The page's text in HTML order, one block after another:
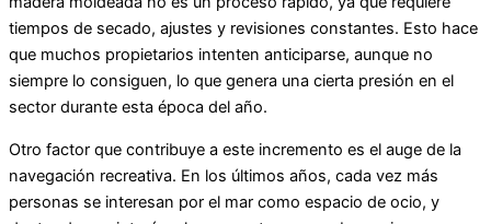
tiempos de secado, ajustes y revisiones constantes. Esto hace
que muchos propietarios intenten anticiparse, aunque no
siempre lo consiguen, lo que genera una cierta presión en el
sector durante esta época del año.
Otro factor que contribuye a este incremento es el auge de la
navegación recreativa. En los últimos años, cada vez más
personas se interesan por el mar como espacio de ocio, y